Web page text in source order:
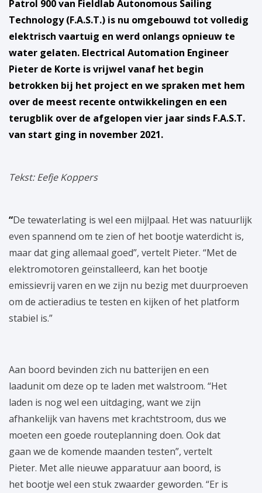
Patrol 900 van Fieldlab Autonomous Sailing
Technology (F.A.S.T.) is nu omgebouwd tot volledig
elektrisch vaartuig en werd onlangs opnieuw te
water gelaten. Electrical Automation Engineer
Pieter de Korte is vrijwel vanaf het begin
betrokken bij het project en we spraken met hem
over de meest recente ontwikkelingen en een
terugblik over de afgelopen vier jaar sinds F.A.S.T.
van start ging in november 2021.
Tekst: Eefje Koppers
“De tewaterlating is wel een mijlpaal. Het was natuurlijk
even spannend om te zien of het bootje waterdicht is,
maar dat ging allemaal goed”, vertelt Pieter. “Met de
elektromotoren geïnstalleerd, kan het bootje
emissievrij varen en we zijn nu bezig met duurproeven
om de actieradius te testen en kijken of het platform
stabiel is.”
Aan boord bevinden zich nu batterijen en een
laadunit om deze op te laden met walstroom. “Het
laden is nog wel een uitdaging, want we zijn
afhankelijk van havens met krachtstroom, dus we
moeten een goede routeplanning doen. Ook dat
gaan we de komende maanden testen”, vertelt
Pieter. Met alle nieuwe apparatuur aan boord, is
het bootje wel een stuk zwaarder geworden. “Er is